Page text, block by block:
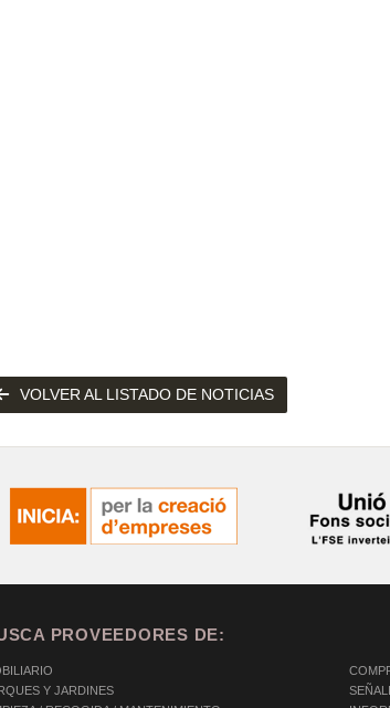
VOLVER AL LISTADO DE NOTICIAS
PROVEEDORES DE:
Y JARDINES